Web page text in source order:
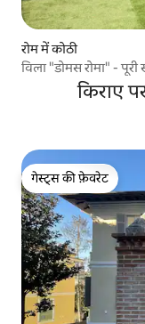
रोम में कोठी
विला "डोमस रोमा" - पूरी
किराए
गेस्ट्स की फ़ेवरेट
गेस्ट्स की फ़ेवरेट